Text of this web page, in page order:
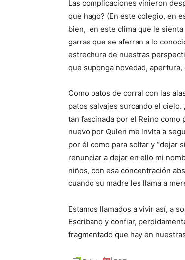
Las complicaciones vinieron
que hago? (En este colegio, en
bien, en este clima que le
garras que se aferran a lo
estrechura de nuestras
que suponga novedad,
Como patos de corral con las
patos salvajes surcando el
tan fascinada por el Reino como
nuevo por Quien me invita a
por él como para soltar y “dejar
renunciar a dejar en ello mi
niños, con esa concentración
cuando su madre les llama a
Estamos llamados a vivir así, a
Escribano y confiar,
fragmentado que hay en